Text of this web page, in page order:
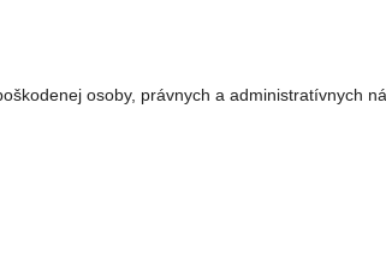
osoby, právnych a administratívnych